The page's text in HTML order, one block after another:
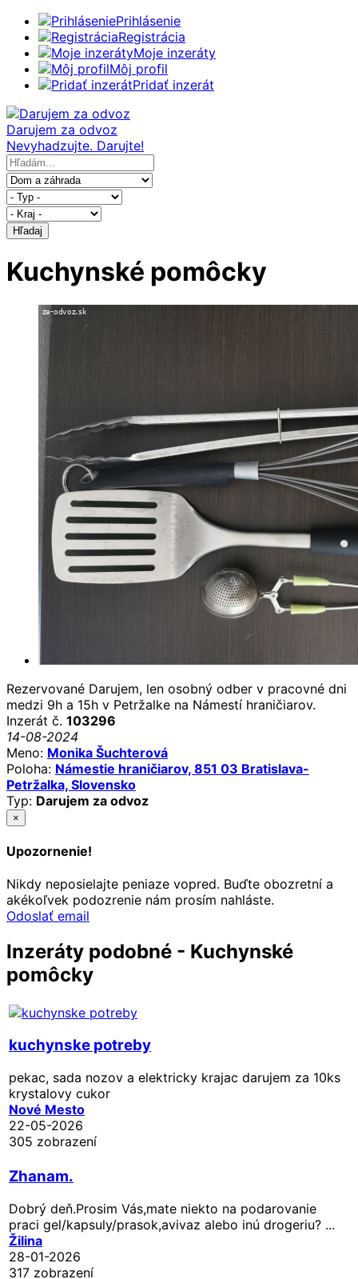
Prihlásenie
Registrácia
Moje inzeráty
Môj profil
Pridať inzerát
Darujem za odvoz
Nevyhadzujte. Darujte!
Hľadaj
Kuchynské pomôcky
Rezervované Darujem, len osobný odber v pracovné dni
medzi 9h a 15h v Petržalke na Námestí hraničiarov.
Inzerát č. 103296
14-08-2024
Meno: Monika Šuchterová
Poloha: Námestie hraničiarov, 851 03 Bratislava-
Petržalka, Slovensko
Typ: Darujem za odvoz
×
Upozornenie!
Nikdy neposielajte peniaze vopred. Buďte obozretní a
akékoľvek podozrenie nám prosím nahláste.
Odoslať email
Inzeráty podobné - Kuchynské
pomôcky
kuchynske potreby
pekac, sada nozov a elektricky krajac darujem za 10ks
krystalovy cukor
Nové Mesto
22-05-2026
305 zobrazení
Zhanam.
Dobrý deň.Prosim Vás,mate niekto na podarovanie
praci gel/kapsuly/prasok,avivaz alebo inú drogeriu? ...
Žilina
28-01-2026
317 zobrazení